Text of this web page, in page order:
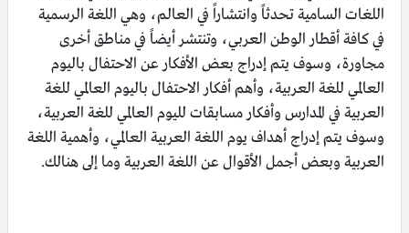
اللغات السامية تحدثاً وانتشاراً في العالم، وهي اللغة الرسمية
في كافة أقطار الوطن العربي، وتنتشر أيضاً في مناطق أخرى
مجاورة، وسوف يتم إدراج بعض الأفكار عن الاحتفال باليوم
العالمي للغة العربية، وأهم أفكار الاحتفال باليوم العالمي للغة
العربية في المدارس وأفكار مسابقات لليوم العالمي للغة العربية،
وسوف يتم إدراج أهداف يوم اللغة العربية العالمي، وأهمية اللغة
العربية وبعض أجمل الأقوال عن اللغة العربية وما إلى هنالك.